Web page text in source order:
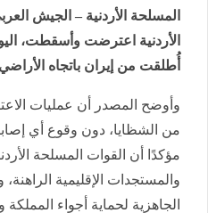
المسلحة الأردنية – الجيش
أُطلقت من إيران باتجاه الأراضي
وأوضح المصدر أن عمليات
من الشظايا، دون وقوع أي
مؤكدًا أن القوات المسلحة
والمستجدات الإقليمية
الجاهزية لحماية أجواء